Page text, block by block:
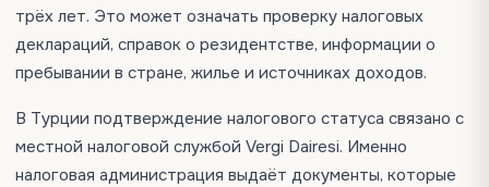
трёх лет. Это может означать проверку налоговых
деклараций, справок о резидентстве, информации о
пребывании в стране, жилье и источниках доходов.
В Турции подтверждение налогового статуса связано с
местной налоговой службой Vergi Dairesi. Именно
налоговая администрация выдаёт документы, которые